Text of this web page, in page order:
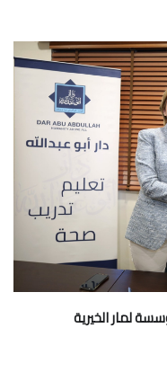
لمار الخيرية